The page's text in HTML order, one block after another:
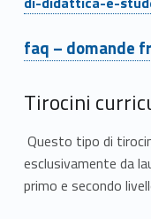
Link identifier #identifier__35417-2
faq – domande
Tirocini
Questo tipo di
esclusivamente da
primo e secondo